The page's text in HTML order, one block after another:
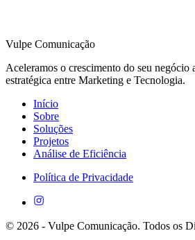
Vulpe Comunicação
Aceleramos o crescimento do seu negócio
estratégica entre Marketing e Tecnologia.
Início
Sobre
Soluções
Projetos
Análise de Eficiência
Política de Privacidade
© 2026 - Vulpe Comunicação. Todos os